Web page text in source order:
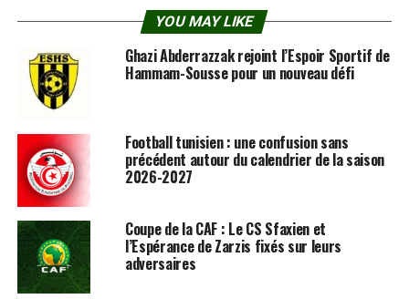
YOU MAY LIKE
Ghazi Abderrazzak rejoint l’Espoir Sportif de
Hammam-Sousse pour un nouveau défi
Football tunisien : une confusion sans
précédent autour du calendrier de la saison
2026-2027
Coupe de la CAF : Le CS Sfaxien et
l’Espérance de Zarzis fixés sur leurs
adversaires